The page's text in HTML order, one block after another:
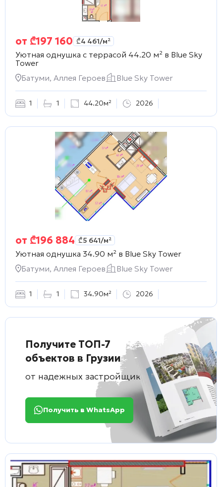
от ₾197 160 ₾4 461/м²
Уютная однушка с террасой 44.20 м² в Blue Sky
Tower
Батуми, Аллея Героев
Blue Sky Tower
1 1 44.20м² 2026
от ₾196 884 ₾5 641/м²
Уютная однушка 34.90 м² в Blue Sky Tower
Батуми, Аллея Героев
Blue Sky Tower
1 1 34.90м² 2026
Получите ТОП-7
объектов в Грузии
от надежных застройщиков
Получить в WhatsApp